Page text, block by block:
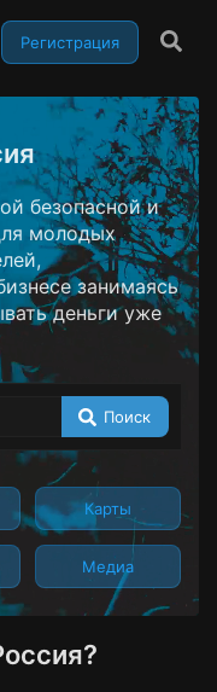
Регистрация
безопасной и
молодых
занимаясь
деньги уже
Поиск
Карты
Медиа